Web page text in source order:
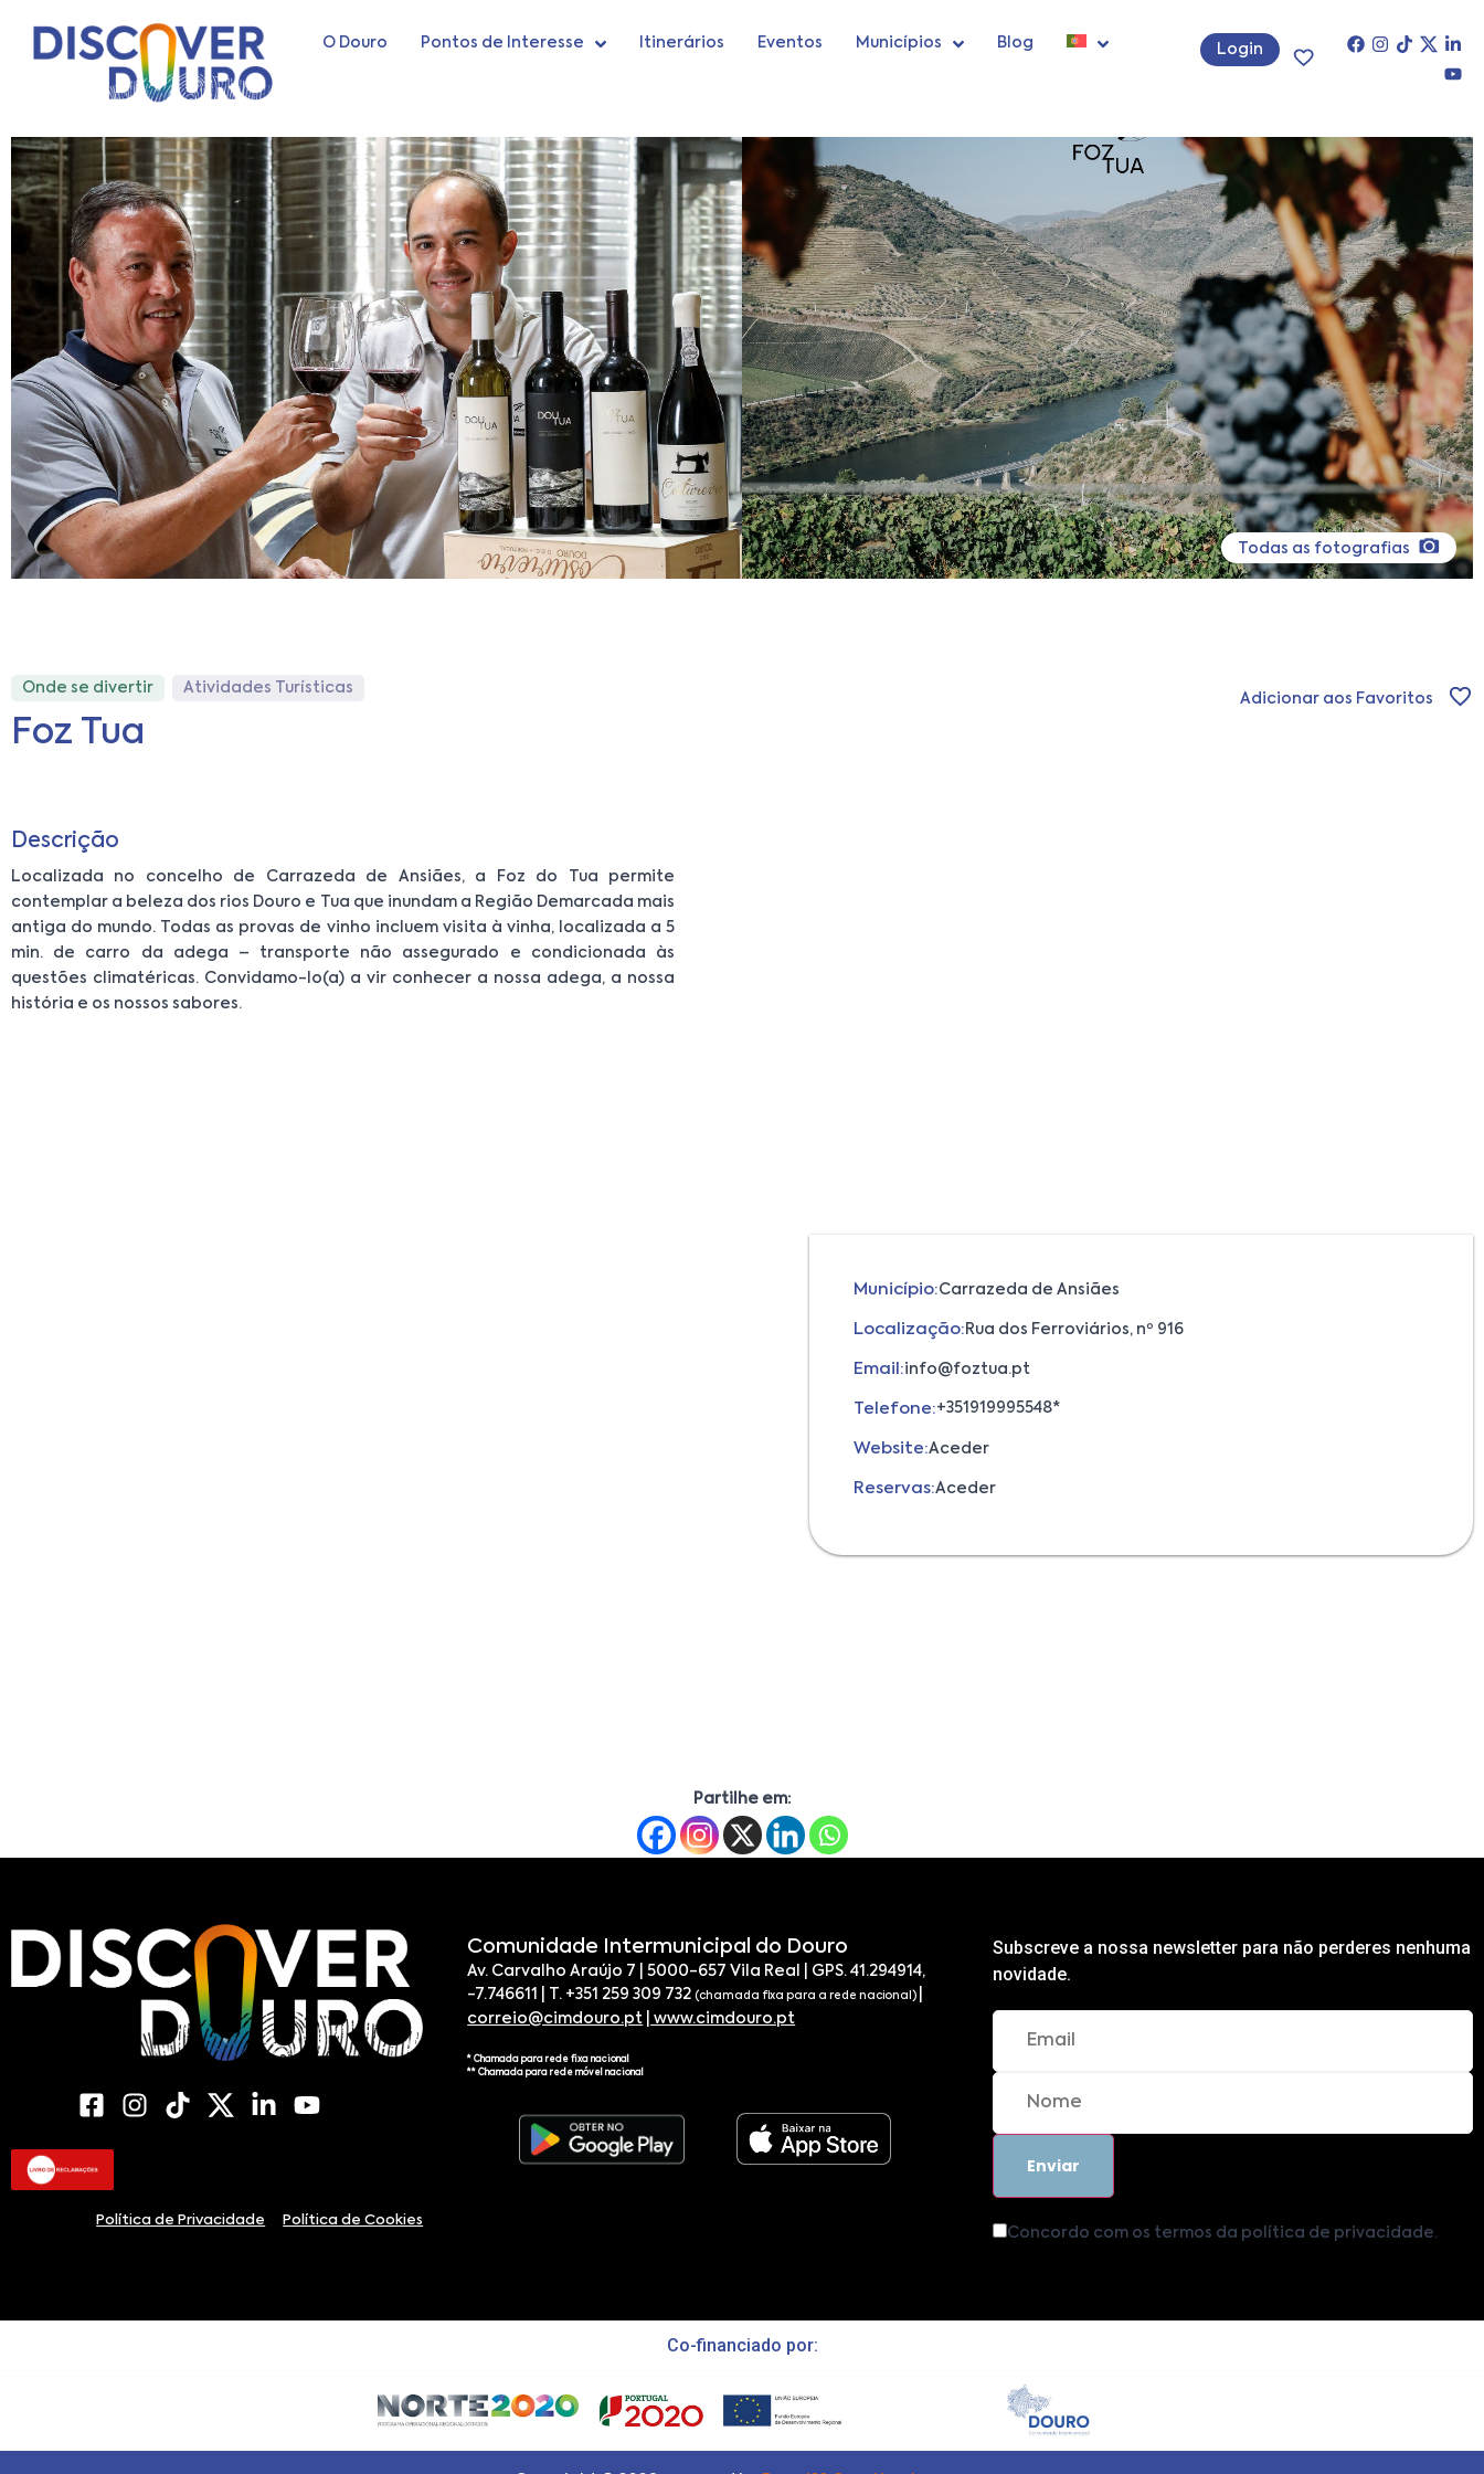
O Douro Pontos de Interesse Itinerários Eventos Municípios Blog Login
Todas as fotografias
Onde se divertir Atividades Turísticas
Foz Tua
Adicionar aos Favoritos
Descrição
Localizada no concelho de Carrazeda de Ansiães, a Foz do Tua permite
contemplar a beleza dos rios Douro e Tua que inundam a Região Demarcada mais
antiga do mundo. Todas as provas de vinho incluem visita à vinha, localizada a 5
min. de carro da adega – transporte não assegurado e condicionada às
questões climatéricas. Convidamo-lo(a) a vir conhecer a nossa adega, a nossa
história e os nossos sabores.
Município:Carrazeda de Ansiães
Localização: Rua dos Ferroviários, nº 916
Email:info@foztua.pt
Telefone:+351919995548*
Website:Aceder
Reservas:Aceder
Partilhe em:
Política de Privacidade Política de Cookies
Comunidade Intermunicipal do Douro
Av. Carvalho Araújo 7 | 5000-657 Vila Real | GPS. 41.294914,
-7.746611 | T. +351 259 309 732(chamada fixa para a rede nacional)
correio@cimdouro.pt
www.cimdouro.pt
* Chamada para rede fixa nacional
** Chamada para rede móvel nacional
Subscreve a nossa newsletter para não perderes nenhuma
novidade.
Concordo com os termos da política de privacidade.
Co-financiado por: